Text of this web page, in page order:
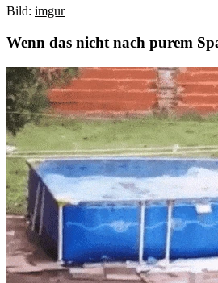
Bild: imgur
Wenn das nicht nach purem